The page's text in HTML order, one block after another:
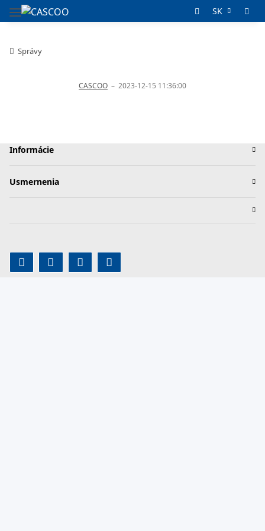
SK
Správy
CASCOO – 2023-12-15 11:36:00
Informácie
Usmernenia